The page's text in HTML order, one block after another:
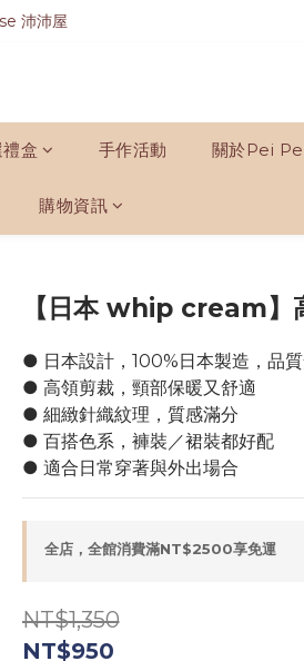
沛沛屋
盒 手作活動 關於Pei
購物資訊
【日本 whip cream】
● 日本設計，100%日本製造，品
● 高領剪裁，頸部保暖又舒適
● 細緻針織紋理，質感滿分
● 百搭色系，褲裝／裙裝都好配
● 適合日常穿著與外出場合
全店，全館消費滿NT$2500享免運
NT$1,350
NT$950